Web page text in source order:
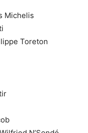
Michelis
Toreton